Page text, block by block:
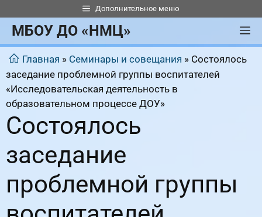
к
содержимому
Дополнительное меню
МБОУ ДО «НМЦ»
Главная » Семинары и совещания » Состоялось
заседание проблемной группы воспитателей
«Исследовательская деятельность в
образовательном процессе ДОУ»
Состоялось
заседание
проблемной группы